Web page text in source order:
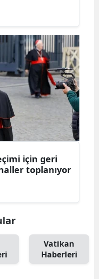
için geri
toplanıyor
Vatikan
Haberleri